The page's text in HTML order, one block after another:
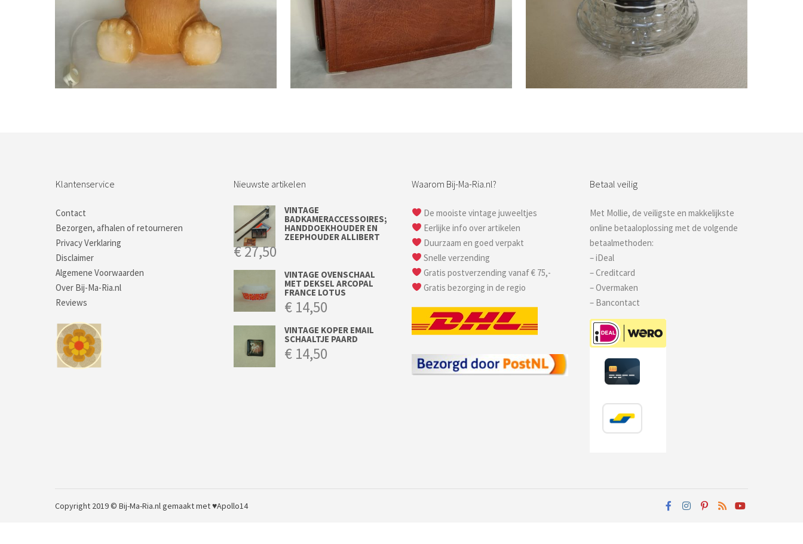
Klantenservice
Contact
Bezorgen, afhalen of retourneren
Privacy Verklaring
Disclaimer
Algemene Voorwaarden
Over Bij-Ma-Ria.nl
Reviews
Nieuwste artikelen
VINTAGE
BADKAMERACCESSOIRES;
HANDDOEKHOUDER EN
ZEEPHOUDER ALLIBERT
€27,50
VINTAGE OVENSCHAAL
MET DEKSEL ARCOPAL
FRANCE LOTUS
€ 14,50
VINTAGE KOPER EMAIL
SCHAALTJE PAARD
€ 14,50
Waarom Bij-Ma-Ria.nl?
De mooiste vintage juweeltjes
Eerlijke info over artikelen
Duurzaam en goed verpakt
Snelle verzending
Gratis postverzending vanaf € 75,-
Gratis bezorging in de regio
Betaal veilig
Met Mollie, de veiligste en makkelijkste
online betaaloplossing met de volgende
betaalmethoden:
– iDeal
– Creditcard
– Overmaken
– Bancontact
Copyright 2019 © Bij-Ma-Ria.nlgemaakt met ♥Apollo14